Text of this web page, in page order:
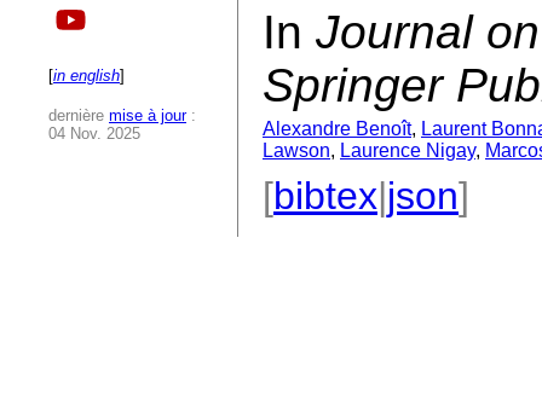
[in english]
dernière mise à jour:
04 Nov. 2025
In Journal
Springer
Alexandre Benoît, Laurent
Lawson, Laurence Nigay,
[bibtex|json]